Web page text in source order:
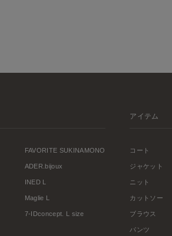
FAVORITE SUKINAMONO
ADER.bijoux
INED L
Maglie L
7-IDconcept. L size
アイテム
コート
ジャケット
ニット
カットソー
ブラウス
パンツ